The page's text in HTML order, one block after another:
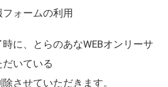
フォームの利用
に、とらのあなWEBオンリーサ
いている
させていただきます。